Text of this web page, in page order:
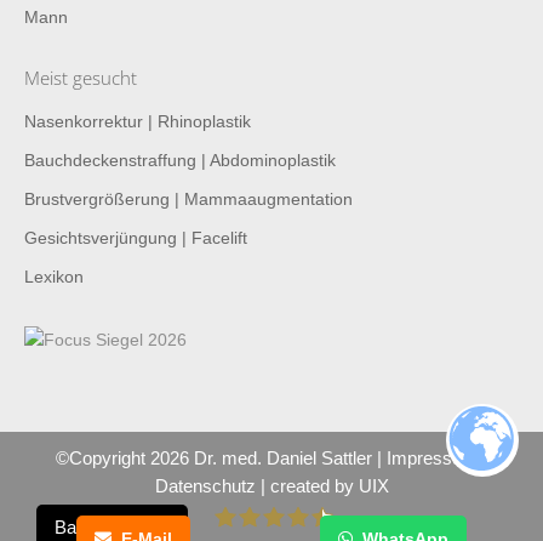
Barrierefreiheit
Mann
Meist gesucht
Nasenkorrektur | Rhinoplastik
Bauchdeckenstraffung | Abdominoplastik
Brustvergrößerung | Mammaaugmentation
Gesichtsverjüngung | Facelift
Lexikon
©Copyright 2026 Dr. med. Daniel Sattler | Impressum
|
Datenschutz | created by UIX